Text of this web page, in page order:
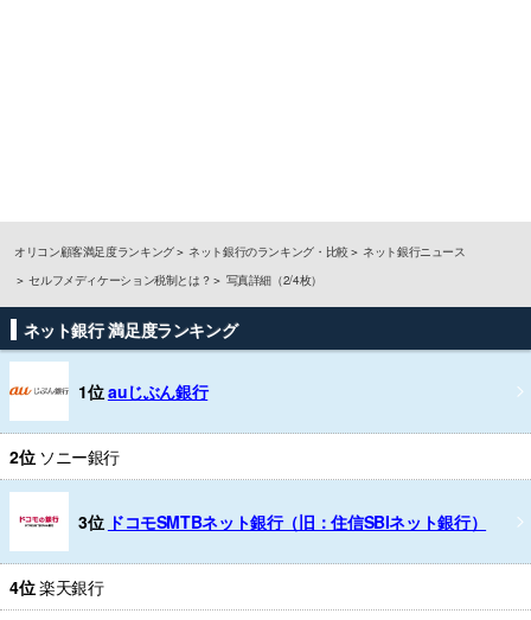
オリコン顧客満足度ランキング ネット銀行のランキング・比較
ネット銀行ニュース
セルフメディケーション税制とは？
写真詳細（2/4枚）
ネット銀行 満足度ランキング
1位auじぶん銀行
2位 ソニー銀行
3位 ドコモSMTBネット銀行（旧：住信SBIネット銀行）
4位楽天銀行